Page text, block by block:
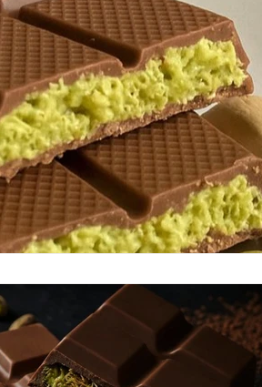
matcha massage kyoto
rital de matcha masaje de
Pekin ginger ritual masaje
masaje de chocolate ritual
El regalo perfecto majadahonda